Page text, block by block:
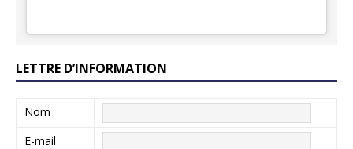
LETTRE D’INFORMATION
Nom
E-mail